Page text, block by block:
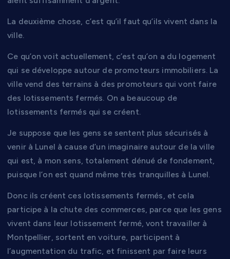
La deuxième chose, c’est qu’il faut qu’ils vivent dans la
ville.
Ce qu’on voit actuellement, c’est qu’on a du logement
qui se développe autour de promoteurs immobiliers. La
ville vend des terrains à des promoteurs qui vont faire
des lotissements fermés. On a beaucoup de
lotissements fermés qui se créent.
Je suppose que les gens se sentent plus sécurisés à
venir à Lunel à cause d’un imaginaire autour de la ville
qui est, à mon sens, totalement dénué de fondement,
puisque l’on est quand même très tranquilles à Lunel.
Donc ils créent ces lotissements fermés, et cela
participe à la chute des commerces, parce que les gens
vivent dans leur lotissement fermé, vont travailler à
Montpellier, sortent en voiture, participent à
l’augmentation du trafic, et finissent par faire leurs